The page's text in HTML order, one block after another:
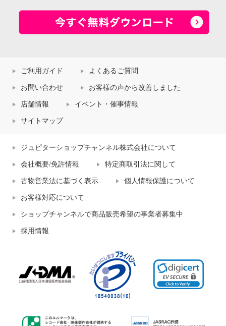
ご利用ガイド よくあるご質問
お問い合わせ お客様の声から改善しました
店舗情報 イベント・催事情報
サイトマップ
ジュピターショップチャンネル株式会社について
会社概要/免許情報 特定商取引法に関して
古物営業法に基づく表示 個人情報保護について
お客様対応について
ショップチャンネルで商品販売希望の事業者募集中
採用情報